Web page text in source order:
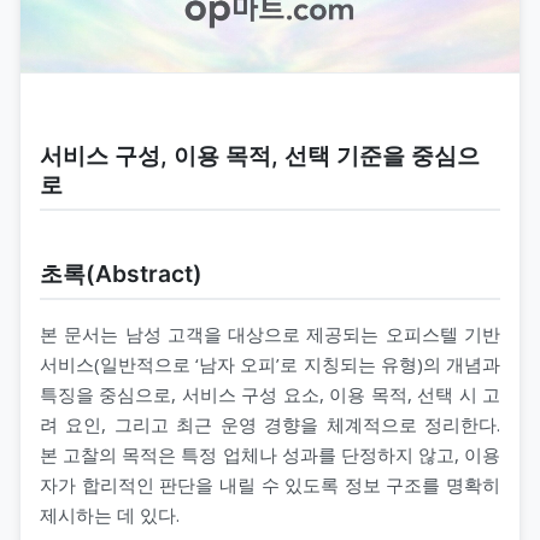
서비스 구성, 이용 목적, 선택 기준을 중심으
로
초록(Abstract)
본 문서는 남성 고객을 대상으로 제공되는 오피스텔 기반
서비스(일반적으로 ‘남자 오피’로 지칭되는 유형)의 개념과
특징을 중심으로, 서비스 구성 요소, 이용 목적, 선택 시 고
려 요인, 그리고 최근 운영 경향을 체계적으로 정리한다.
본 고찰의 목적은 특정 업체나 성과를 단정하지 않고, 이용
자가 합리적인 판단을 내릴 수 있도록 정보 구조를 명확히
제시하는 데 있다.